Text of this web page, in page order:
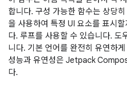
합니다. 구성 가능한 함수는 상당
을 사용하여 특정 UI 요소를 표시
다. 루프를 사용할 수 있습니다. 도
니다. 기본 언어를 완전히 유연하
성능과 유연성은 Jetpack
다.